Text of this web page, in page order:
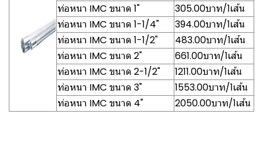
ท่อหนา IMC ขนาด 1"
305.00บาท/1เส้น
ท่อหนา IMC ขนาด 1-1/4"
394.00บาท/1เส้น
ท่อหนา IMC ขนาด 1-1/2"
483.00บาท/1เส้น
ท่อหนา IMC ขนาด 2"
661.00บาท/1เส้น
ท่อหนา IMC ขนาด 2-1/2"
1211.00บาท/1เส้น
ท่อหนา IMC ขนาด 3"
1553.00บาท/1เส้น
ท่อหนา IMC ขนาด 4"
2050.00บาท/1เส้น